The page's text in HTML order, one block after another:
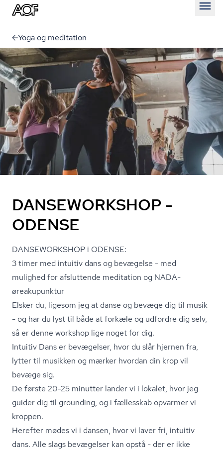
Yoga og meditation
DANSEWORKSHOP -
ODENSE
DANSEWORKSHOP i ODENSE:
3 timer med intuitiv dans og bevægelse - med
mulighed for afsluttende meditation og NADA-
øreakupunktur
Elsker du, ligesom jeg at danse og bevæge dig til musik
- og har du lyst til både at forkæle og udfordre dig selv,
så er denne workshop lige noget for dig.
Intuitiv Dans er bevægelser, hvor du slår hjernen fra,
lytter til musikken og mærker hvordan din krop vil
bevæge sig.
De første 20-25 minutter lander vi i lokalet, hvor jeg
guider dig til grounding, og i fællesskab opvarmer vi
kroppen.
Herefter mødes vi i dansen, hvor vi laver fri, intuitiv
dans. Alle slags bevægelser kan opstå - der er ikke